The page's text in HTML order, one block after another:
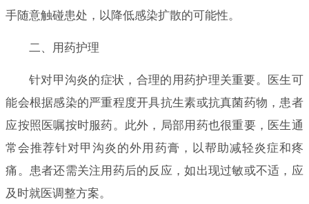
手随意触碰患处，以降低感染扩散的可能性。
二、用药护理
针对甲沟炎的症状，合理的用药护理关重要。医生可
能会根据感染的严重程度开具抗生素或抗真菌药物，患者
应按照医嘱按时服药。此外，局部用药也很重要，医生通
常会推荐针对甲沟炎的外用药膏，以帮助减轻炎症和疼
痛。患者还需关注用药后的反应，如出现过敏或不适，应
及时就医调整方案。